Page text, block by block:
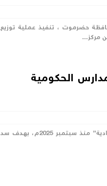
حضرموت ، تنفيذ عملية توزيع
مركز...
الحكومية
تواصل مؤسسة البادية تنفيذ برنامج “معلّم البادية” منذ سبتمبر 2025م، بهدف سد